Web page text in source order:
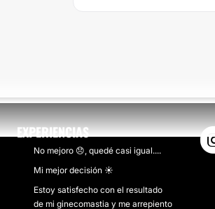
EXPERIENCIAS
No mejoro 😞, quedé casi igual....
Mi mejor decisión ☀
Estoy satisfecho con el resultado
de mi ginecomastia y me arrepiento